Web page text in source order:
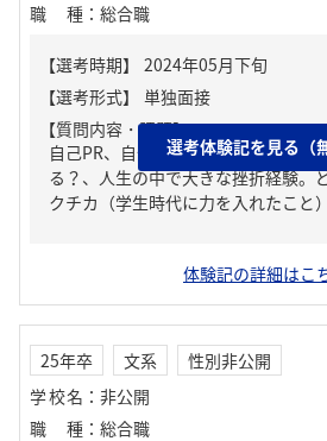
職種 ： 総合職
【質問内容・課題】
自己PR、自分の強み/弱み、周りか
る？、人生の中で大きな挫折経験。
クチカ（学生時代に力を入れたこと
選考体験記を見る（
体験記の詳細はこ
25年卒 文系
性別非公開
学校名 ： 非公開
職種 ： 総合職